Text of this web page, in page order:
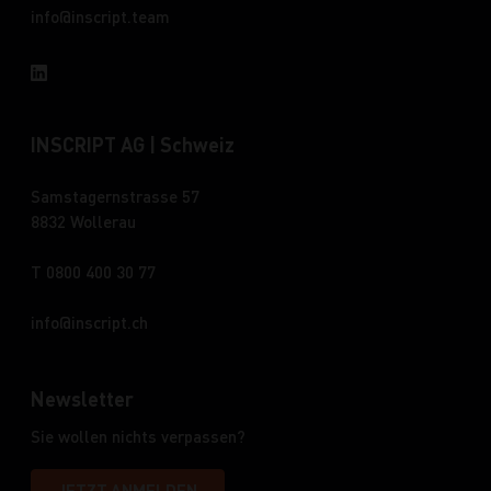
info inscript.team
INSCRIPT AG | Schweiz
Samstagernstrasse 57
8832 Wollerau
T 0800 400 30 77
info inscript.ch
Newsletter
Sie wollen nichts verpassen?